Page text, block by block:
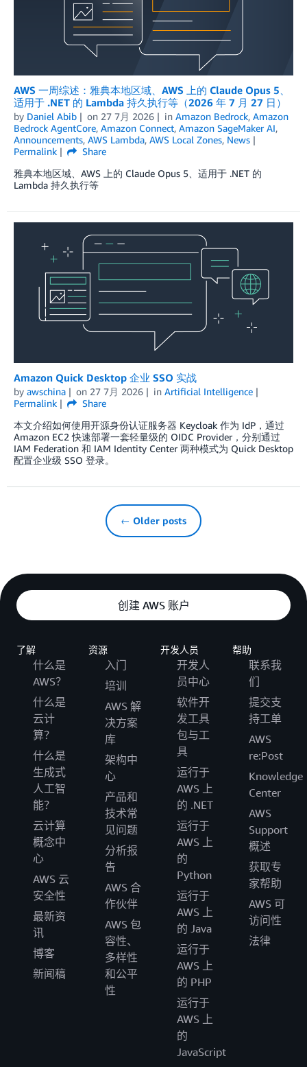
AWS 一周综述：雅典本地区域、AWS 上的 Claude Opus 5、
适用于 .NET 的 Lambda 持久执行等（2026 年 7 月 27 日）
by Daniel Abib on 27 7月 2026 in Amazon Bedrock, Amazon
Bedrock AgentCore, Amazon Connect, Amazon SageMaker AI,
Announcements, AWS Lambda, AWS Local Zones, News
Permalink
Share
雅典本地区域、AWS 上的 Claude Opus 5、适用于 .NET 的
Lambda 持久执行等
Amazon Quick Desktop 企业 SSO 实战
by awschina on 27 7月 2026 in Artificial Intelligence
Permalink
Share
本文介绍如何使用开源身份认证服务器 Keycloak 作为 IdP，通过
Amazon EC2 快速部署一套轻量级的 OIDC Provider，分别通过
IAM Federation 和 IAM Identity Center 两种模式为 Quick Desktop
配置企业级 SSO 登录。
← Older posts
创建 AWS 账户
了解
什么是
AWS？
什么是
云计
算？
什么是
生成式
人工智
能？
云计算
概念中
心
AWS 云
安全性
最新资
讯
博客
新闻稿
资源
入门
培训
AWS 解
决方案
库
架构中
心
产品和
技术常
见问题
分析报
告
AWS 合
作伙伴
AWS 包
容性、
多样性
和公平
性
开发人员
开发人
员中心
软件开
发工具
包与工
具
运行于
AWS 上
的 .NET
运行于
AWS 上
的
Python
运行于
AWS 上
的 Java
运行于
AWS 上
的 PHP
运行于
AWS 上
的
JavaScript
帮助
联系我
们
提交支
持工单
AWS
re:Post
Knowledge
Center
AWS
Support
概述
获取专
家帮助
AWS 可
访问性
法律